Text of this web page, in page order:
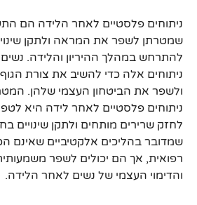
ניתוחים פלסטיים לאחר הלידה הם
שמטרתן לשפר את המראה ולתקן
להתרחש במהלך ההיריון והלידה.
ניתוחים אלה כדי להשיב את צורת
ולשפר את הביטחון העצמי שלהן.
ניתוחים פלסטיים לאחר לידה היא
לחזק שרירים מותחים ולתקן שינויים
שמדובר בהליכים אלקטיביים שאינם
רפואית, אך הם יכולים לשפר
והדימוי העצמי של נשים לאחר הלידה.